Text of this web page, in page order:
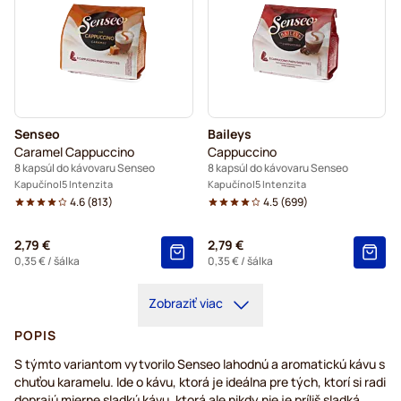
Senseo
Caramel Cappuccino
8 kapsúl do kávovaru Senseo
Kapučíno 5 Intenzita
4.6(813)
2,79 €
0,35 €/ šálka
Baileys
Cappuccino
8 kapsúl do kávovaru Senseo
Kapučíno 5 Intenzita
4.5(699)
2,79 €
0,35 €/ šálka
Zobraziť viac
POPIS
S týmto variantom vytvorilo Senseo lahodnú a aromatickú kávu s
chuťou karamelu. Ide o kávu, ktorá je ideálna pre tých, ktorí si radi